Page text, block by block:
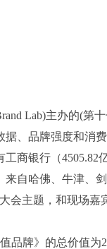
Lab)主办的(第
、品牌强度和消
商银行（4505.82
来自哈佛、牛津、
会主题，和现场嘉
品牌》的总价值